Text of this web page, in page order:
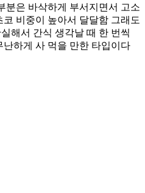
분은 바삭하게 부서지면서 고소
비중이 높아서 달달함 그래도
해서 간식 생각날 때 한 번씩
하게 사 먹을 만한 타입이다